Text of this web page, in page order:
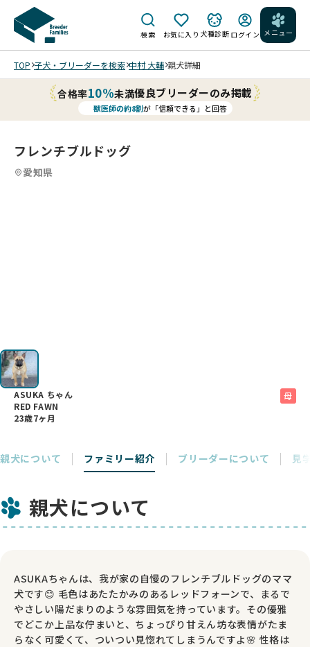
検索 お気に入り 犬種診断 ログイン メニュー
TOP 子犬・ブリーダーを検索 中村 大輔 親犬詳細
合格率10%未満優良ブリーダーのみ掲載
獣医師の約8割が「信頼できる」と回答
フレンチブルドッグ
愛知県
ASUKA ちゃん
RED FAWN
23歳7ヶ月
母
親犬について ファミリー紹介 ブリーダーについて 見
親犬について
ASUKAちゃんは、我が家の自慢のフレンチブルドッグのママ
犬です😊 毛色はあたたかみのあるレッドフォーンで、まるで
やさしい陽だまりのような雰囲気を持っています。その優雅
でどこか上品な佇まいと、ちょっぴり甘えん坊な表情がたま
らなく可愛くて、ついつい見惚れてしまうんですよ🌸 性格は